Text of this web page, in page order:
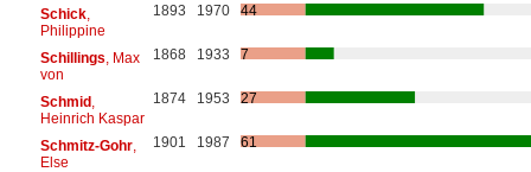
Schick,
Philippine
1893 1970 44
Schillings , Max
von
1868 1933 7
Schmid,
Heinrich Kaspar
1874 1953 27
Schmitz-Gohr,
Else
1901 1987 61